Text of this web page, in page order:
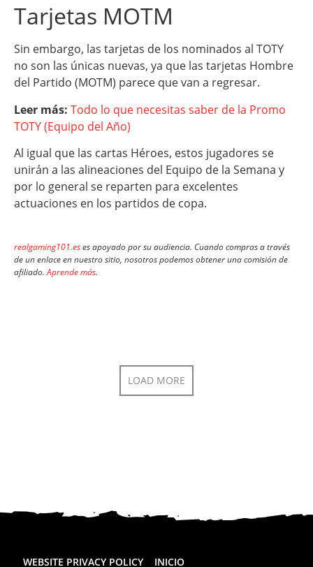
Tarjetas MOTM
Sin embargo, las tarjetas de los nominados al TOTY
no son las únicas nuevas, ya que las tarjetas Hombre
del Partido (MOTM) parece que van a regresar.
Leer más: Todo lo que necesitas saber de la Promo
TOTY (Equipo del Año)
Al igual que las cartas Héroes, estos jugadores se
unirán a las alineaciones del Equipo de la Semana y
por lo general se reparten para excelentes
actuaciones en los partidos de copa.
realgaming101.eses apoyado por su audiencia. Cuando compras a través
de un enlace en nuestro sitio, nosotros podemos obtener una comisión de
afiliado.Aprende más.
LOAD MORE
WEBSITE PRIVACY POLICY INICIO